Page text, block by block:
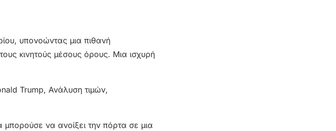
υπονοώντας μια πιθανή
κινητούς μέσους όρους. Μια ισχυρή
να ανοίξει την πόρτα σε μια